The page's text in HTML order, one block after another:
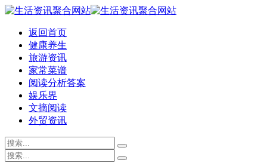
返回首页
健康养生
旅游资讯
家常菜谱
阅读分析答案
娱乐界
文摘阅读
外贸资讯